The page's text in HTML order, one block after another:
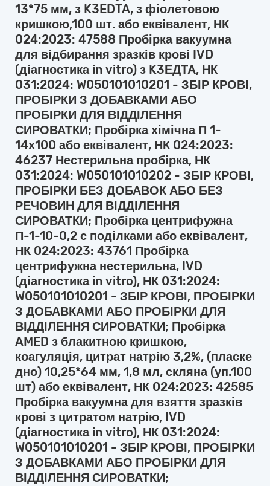
13*75 мм, з K3EDTA, з фіолетовою
кришкою,100 шт. або еквівалент, НК
024:2023: 47588 Пробірка вакуумна
для відбирання зразків крові IVD
(діагностика in vitro) з K3ЕДТА, НК
031:2024: W050101010201 - ЗБІР КРОВІ,
ПРОБІРКИ З ДОБАВКАМИ АБО
ПРОБІРКИ ДЛЯ ВІДДІЛЕННЯ
СИРОВАТКИ; Пробірка хімічна П 1-
14х100 або еквівалент, НК 024:2023:
46237 Нестерильна пробірка, НК
031:2024: W050101010202 - ЗБІР КРОВІ,
ПРОБІРКИ БЕЗ ДОБАВОК АБО БЕЗ
РЕЧОВИН ДЛЯ ВІДДІЛЕННЯ
СИРОВАТКИ; Пробірка центрифужна
П-1-10-0,2 с поділками або еквівалент,
НК 024:2023: 43761 Пробірка
центрифужна нестерильна, IVD
(діагностика in vitro), НК 031:2024:
W050101010201 - ЗБІР КРОВІ, ПРОБІРКИ
З ДОБАВКАМИ АБО ПРОБІРКИ ДЛЯ
ВІДДІЛЕННЯ СИРОВАТКИ; Пробірка
AMED з блакитною кришкою,
коагуляція, цитрат натрію 3,2%, (пласке
дно) 10,25*64 мм, 1,8 мл, скляна (уп.100
шт) або еквівалент, НК 024:2023: 42585
Пробірка вакуумна для взяття зразків
крові з цитратом натрію, IVD
(діагностика in vitro), НК 031:2024:
W050101010201 - ЗБІР КРОВІ, ПРОБІРКИ
З ДОБАВКАМИ АБО ПРОБІРКИ ДЛЯ
ВІДДІЛЕННЯ СИРОВАТКИ;